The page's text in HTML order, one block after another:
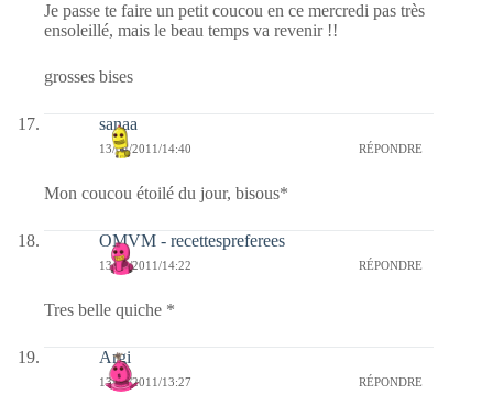
Je passe te faire un petit coucou en ce mercredi pas très
ensoleillé, mais le beau temps va revenir !!
grosses bises
sanaa
13/04/2011/14:40 RÉPONDRE
Mon coucou étoilé du jour, bisous*
OMVM - recettespreferees
13/04/2011/14:22 RÉPONDRE
Tres belle quiche *
Argi
13/04/2011/13:27 RÉPONDRE